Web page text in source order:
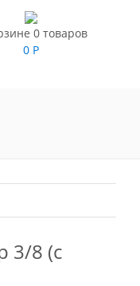
0 товаров
0 Р
3/8 (с